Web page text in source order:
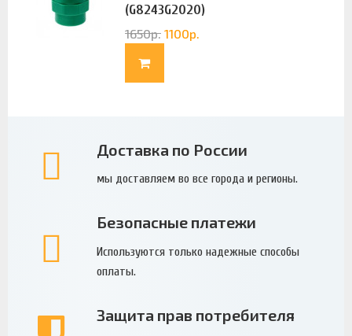
(G8243G2020)
1650р. 1100р.
Доставка по России
мы доставляем во все города и регионы.
Безопасные платежи
Используются только надежные способы
оплаты.
Защита прав потребителя